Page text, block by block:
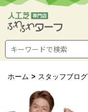
ホーム > スタッフブログ